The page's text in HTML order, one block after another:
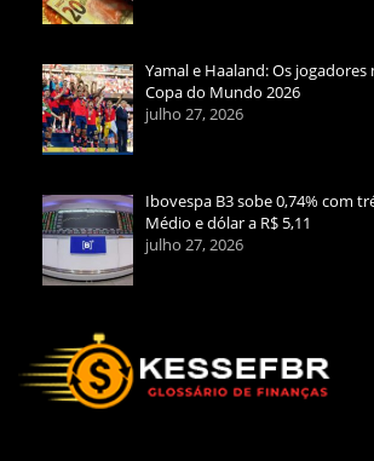
Yamal e Haaland: Os
Copa do Mundo 2026
julho 27, 2026
Ibovespa B3 sobe 0,74% com
Médio e dólar a R$ 5,11
julho 27, 2026